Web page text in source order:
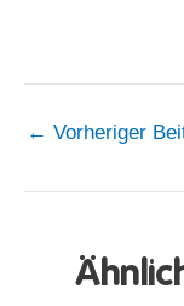
← Vorheriger